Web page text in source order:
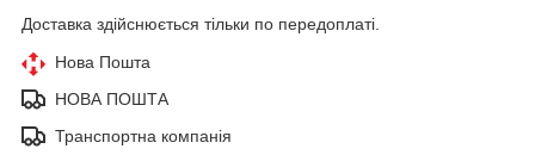
Доставка здійснюється тільки по передоплаті.
Нова Пошта
НОВА ПОШТА
Транспортна компанія